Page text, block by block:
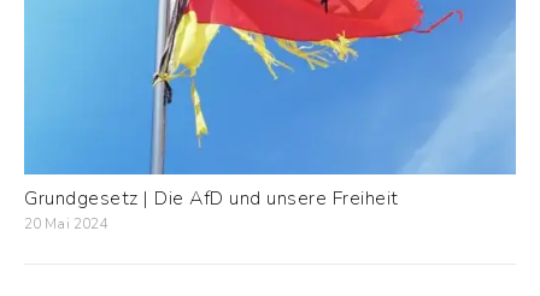
Grundgesetz | Die AfD und unsere Freiheit
20 Mai 2024